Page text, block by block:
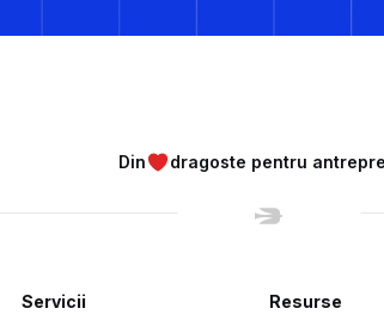
Din dragoste pentru
Servicii Resurse